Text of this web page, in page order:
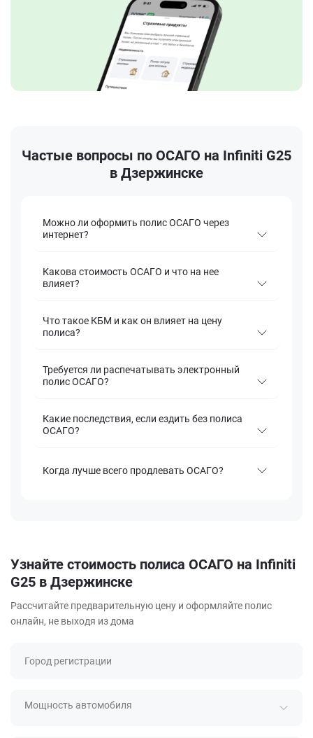
Частые вопросы по ОСАГО на Infiniti G25
в Дзержинске
Можно ли оформить полис ОСАГО через
интернет?
Какова стоимость ОСАГО и что на нее
влияет?
Что такое КБМ и как он влияет на цену
полиса?
Требуется ли распечатывать электронный
полис ОСАГО?
Какие последствия, если ездить без полиса
ОСАГО?
Когда лучше всего продлевать ОСАГО?
Узнайте стоимость полиса ОСАГО на Infiniti
G25 в Дзержинске
Рассчитайте предварительную цену и оформляйте полис
онлайн, не выходя из дома
Город регистрации
Мощность автомобиля